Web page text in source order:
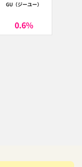
GU（ジーユー）
0.6%